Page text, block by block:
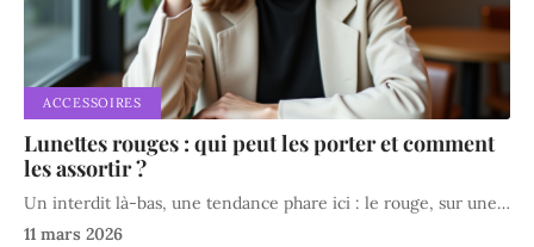
ACCESSOIRES
Lunettes rouges : qui peut les porter et comment
les assortir ?
Un interdit là-bas, une tendance phare ici : le rouge, sur une…
11 mars 2026